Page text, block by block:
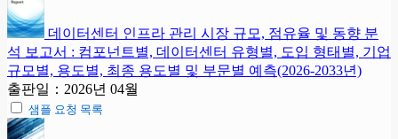
데이터센터 인프라 관리 시장 규모, 점유율 및 동향 분
석 보고서 : 컴포넌트별, 데이터센터 유형별, 도입 형태별, 기업
규모별, 용도별, 최종 용도별 및 부문별 예측(2026-2033년)
출판일：2026년 04월
샘플 요청 목록